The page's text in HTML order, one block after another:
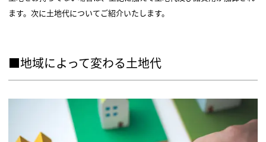
ます。次に土地代についてご紹介いたします。
■地域によって変わる土地代